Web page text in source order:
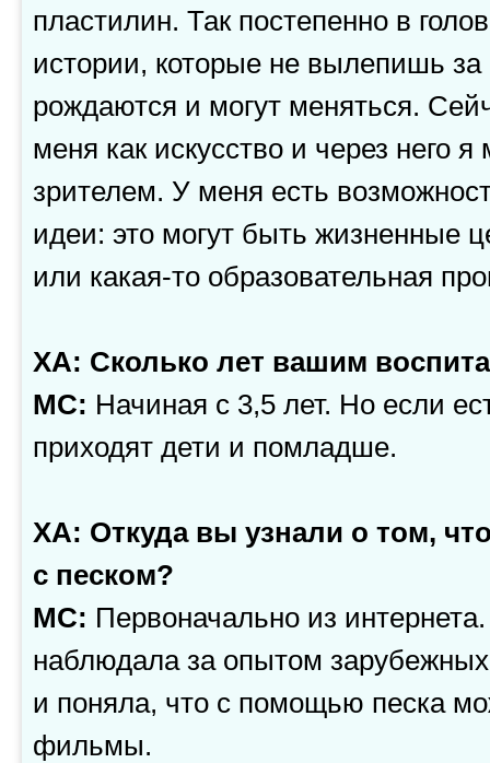
пластилин. Так постепенно в
истории, которые не вылепишь за
рождаются и могут меняться.
меня как искусство и через него
зрителем. У меня есть
идеи: это могут быть жизненные
или какая-то образовательная
ХА: Сколько лет вашим
МС: Начиная с 3,5 лет. Но если
приходят дети и помладше.
ХА: Откуда вы узнали о том,
с песком?
МС: Первоначально из
наблюдала за опытом
и поняла, что с помощью песка
фильмы.